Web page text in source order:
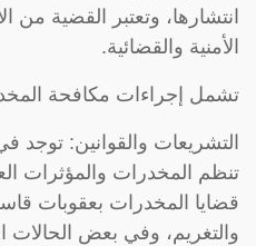
انتشارها، وتعتبر القضية من
الأمنية والقضائية.
تشمل إجراءات مكافحة
التشريعات والقوانين: توجد
تنظم المخدرات والمؤثرات
قضايا المخدرات بعقوبات
والتغريم، وفي بعض الحالات